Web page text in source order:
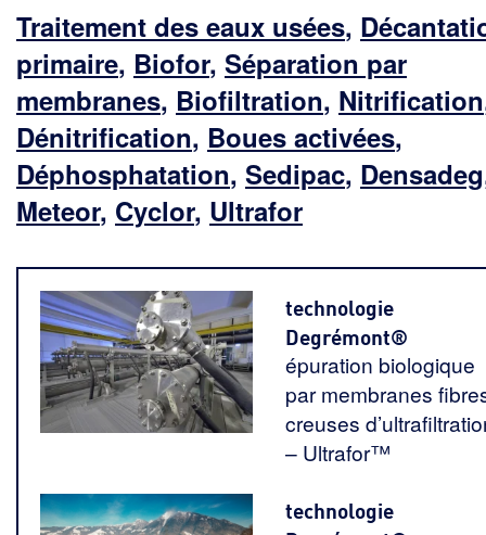
Traitement des eaux usées,
primaire, Biofor, Séparation par
membranes, Biofiltration, Nitrification
Dénitrification, Boues activées,
Déphosphatation, Sedipac, Densadeg
Meteor, Cyclor, Ultrafor
technologie
Degrémont®
épuration biologique
par membranes
creuses
– Ultrafor™
technologie